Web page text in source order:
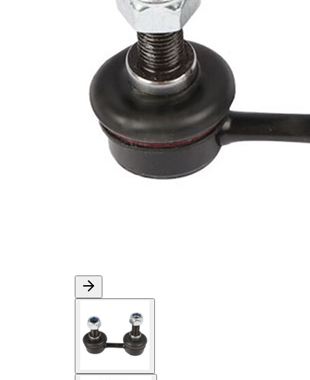
výrobek/
doplňkové
syntetickým